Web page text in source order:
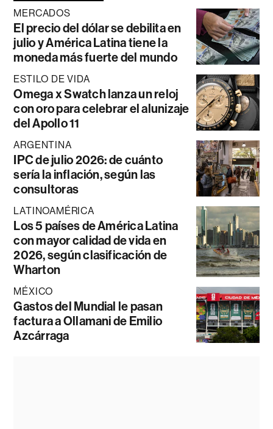
MERCADOS
El precio del dólar se debilita en
julio y América Latina tiene la
moneda más fuerte del mundo
ESTILO DE VIDA
Omega x Swatch lanza un reloj
con oro para celebrar el alunizaje
del Apollo 11
ARGENTINA
IPC de julio 2026: de cuánto
sería la inflación, según las
consultoras
LATINOAMÉRICA
Los 5 países de América Latina
con mayor calidad de vida en
2026, según clasificación de
Wharton
MÉXICO
Gastos del Mundial le pasan
factura a Ollamani de Emilio
Azcárraga